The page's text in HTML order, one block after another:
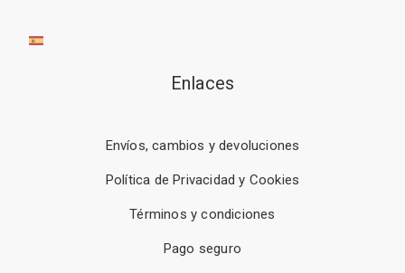
Enlaces
Envíos, cambios y devoluciones
Política de Privacidad y Cookies
Términos y condiciones
Pago seguro